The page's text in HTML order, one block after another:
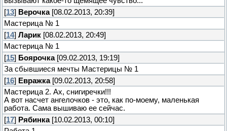
[13] Верочка[08.02.2013, 20:39]
Мастерица № 1
[14] Ларик [08.02.2013, 20:49]
Мастерица № 1
[15] Боярочка[09.02.2013, 19:19]
За сбывшиеся мечты Мастерицы № 1
[16] Евражка[09.02.2013, 20:58]
Мастерица 2. Ах, снигиречки!!!
А вот насчет ангелочков - это, как по-моему, маленькая
работа. Сама вышиваю ее сейчас.
[17] Рябинка[10.02.2013, 00:10]